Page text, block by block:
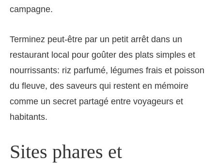
campagne.
Terminez peut-être par un petit arrêt dans un
restaurant local pour goûter des plats simples et
nourrissants: riz parfumé, légumes frais et poisson
du fleuve, des saveurs qui restent en mémoire
comme un secret partagé entre voyageurs et
habitants.
Sites phares et